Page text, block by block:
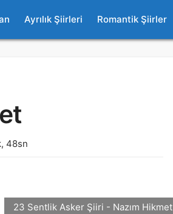
Ayrılık Şiirleri Romantik Şiirler
48sn
23 Sentlik Asker Şiiri - Nazım Hikmet